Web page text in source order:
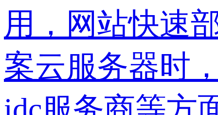
用，网站快速
案云服务器时